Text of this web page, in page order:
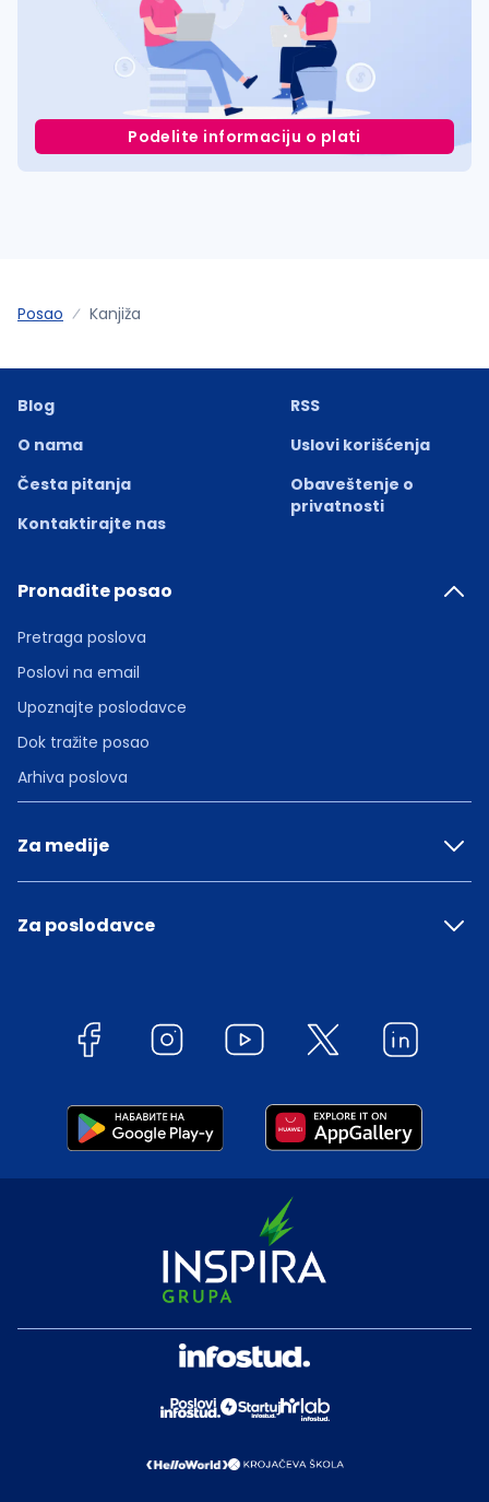
Podelite informaciju o plati
Posao Kanjiža
Blog
O nama
Česta pitanja
Kontaktirajte nas
RSS
Uslovi korišćenja
Obaveštenje o
privatnosti
Pronađite posao
Pretraga poslova
Poslovi na email
Upoznajte poslodavce
Dok tražite posao
Arhiva poslova
Za medije
Za poslodavce